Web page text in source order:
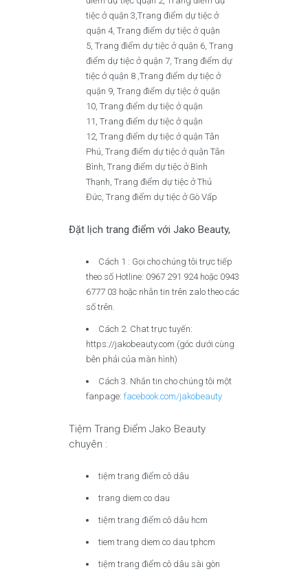
tiệc ở quận 3,Trang điểm dự tiệc ở
quận 4, Trang điểm dự tiệc ở quận
5, Trang điểm dự tiệc ở quận 6, Trang
điểm dự tiệc ở quận 7, Trang điểm dự
tiệc ở quận 8 ,Trang điểm dự tiệc ở
quận 9, Trang điểm dự tiệc ở quận
10, Trang điểm dự tiệc ở quận
11, Trang điểm dự tiệc ở quận
12, Trang điểm dự tiệc ở quận Tân
Phú, Trang điểm dự tiệc ở quận Tân
Bình, Trang điểm dự tiệc ở Bình
Thạnh, Trang điểm dự tiệc ở Thủ
Đức, Trang điểm dự tiệc ở Gò Vấp
Đặt lịch trang điểm với Jako Beauty,
Cách 1 : Gọi cho chúng tôi trực tiếp
theo số Hotline: 0967 291 924 hoặc 0943
6777 03 hoặc nhắn tin trên zalo theo các
số trên.
Cách 2. Chat trực tuyến:
https://jakobeauty.com (góc dưới cùng
bên phải của màn hình)
Cách 3. Nhắn tin cho chúng tôi một
fanpage: facebook.com/jakobeauty
Tiệm Trang Điểm Jako Beauty
chuyên :
tiệm trang điểm cô dâu
trang diem co dau
tiệm trang điểm cô dâu hcm
tiem trang diem co dau tphcm
tiệm trang điểm cô dâu sài gòn